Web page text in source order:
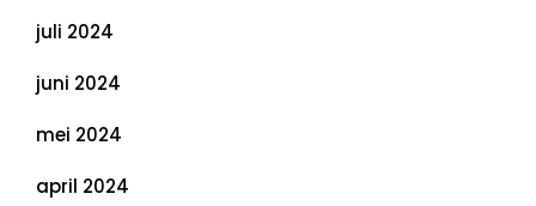
juli 2024
juni 2024
mei 2024
april 2024